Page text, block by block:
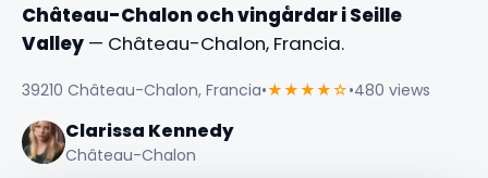
Château-Chalon och vingårdar i Seille
Valley — Château-Chalon, Francia.
39210 Château-Chalon, Francia•★★★★☆•480 views
Clarissa Kennedy
Château-Chalon